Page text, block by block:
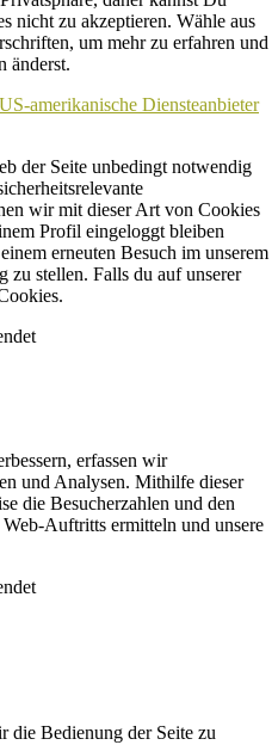
nicht zu akzeptieren. Wähle aus
um mehr zu erfahren und
änderst.
amerikanische Diensteanbieter
der Seite unbedingt notwendig
wir mit dieser Art von Cookies
Profil eingeloggt bleiben
erneuten Besuch im unserem
zu stellen. Falls du auf unserer
erfassen wir
und Analysen. Mithilfe dieser
die Besucherzahlen und den
Auftritts ermitteln und unsere
die Bedienung der Seite zu